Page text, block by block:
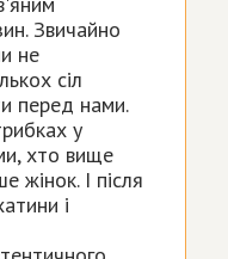
Звичайно
не
сіл
перед нами.
у
хто вище
жінок. І після
і